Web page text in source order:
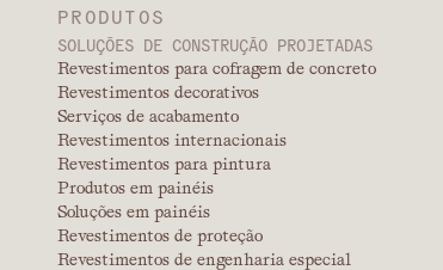
PRODUTOS
SOLUÇÕES DE CONSTRUÇÃO PROJETADAS
Revestimentos para cofragem de concreto
Revestimentos decorativos
Serviços de acabamento
Revestimentos internacionais
Revestimentos para pintura
Produtos em painéis
Soluções em painéis
Revestimentos de proteção
Revestimentos de engenharia especial